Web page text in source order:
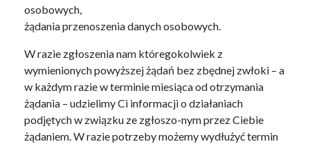
osobowych,
żądania przenoszenia danych osobowych.
W razie zgłoszenia nam któregokolwiek z
wymienionych powyższej żądań bez zbędnej zwłoki – a
w każdym razie w terminie miesiąca od otrzymania
żądania – udzielimy Ci informacji o działaniach
podjętych w związku ze zgłoszo-nym przez Ciebie
żądaniem. W razie potrzeby możemy wydłużyć termin